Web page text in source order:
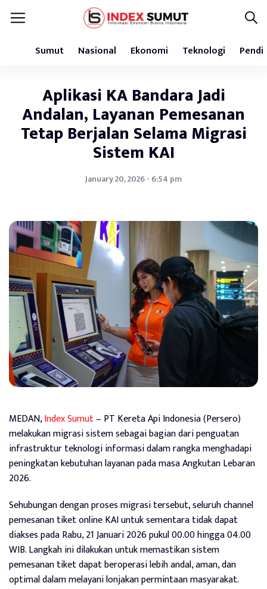
Sumut Nasional Ekonomi Teknologi
Aplikasi KA Bandara Jadi
Andalan, Layanan Pemesanan
Tetap Berjalan Selama Migrasi
Sistem KAI
January 20, 2026 - 6:54 pm
MEDAN,Index Sumut– PT Kereta Api Indonesia (Persero)
melakukan migrasi sistem sebagai bagian dari penguatan
infrastruktur teknologi informasi dalam rangka menghadapi
peningkatan kebutuhan layanan pada masa Angkutan Lebaran
2026.
Sehubungan dengan proses migrasi tersebut, seluruh channel
pemesanan tiket online KAI untuk sementara tidak dapat
diakses pada Rabu, 21 Januari 2026 pukul 00.00 hingga 04.00
WIB. Langkah ini dilakukan untuk memastikan sistem
pemesanan tiket dapat beroperasi lebih andal, aman, dan
optimal dalam melayani lonjakan permintaan masyarakat.